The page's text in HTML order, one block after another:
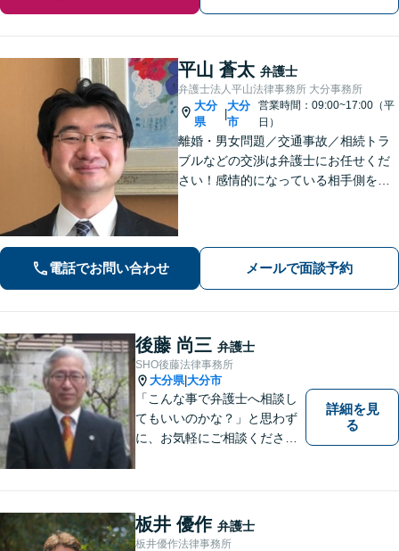
平山 蒼太 弁護士
弁護士法人平山法律事務所 大分事務所
大分
県
|
大分
市
営業時間：09:00~17:00（平
日）
離婚・男女問題／交通事故／相続トラ
ブルなどの交渉は弁護士にお任せくだ
さい！感情的になっている相手側を冷
ヒアリングします。
電話でお問い合わせ メールで面談予約
後藤 尚三 弁護士
SHO後藤法律事務所
大分県|大分市
「こんな事で弁護士へ相談し
てもいいのかな？」と思わず
に、お気軽にご相談くださ
詳細を見
る
板井 優作 弁護士
板井優作法律事務所